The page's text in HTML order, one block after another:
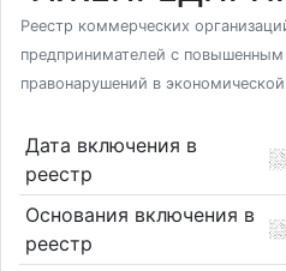
Реестр коммерческих
предпринимателей с
правонарушений в
Дата включения в
реестр
Основания включения в
реестр